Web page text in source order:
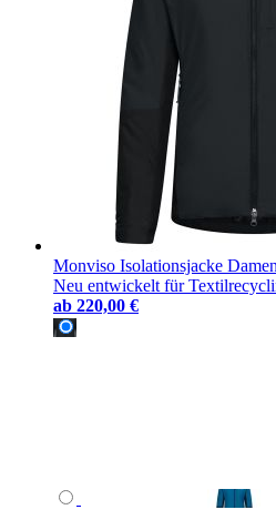
Monviso Isolationsjacke Damen
Neu entwickelt für
ab 220,00 €